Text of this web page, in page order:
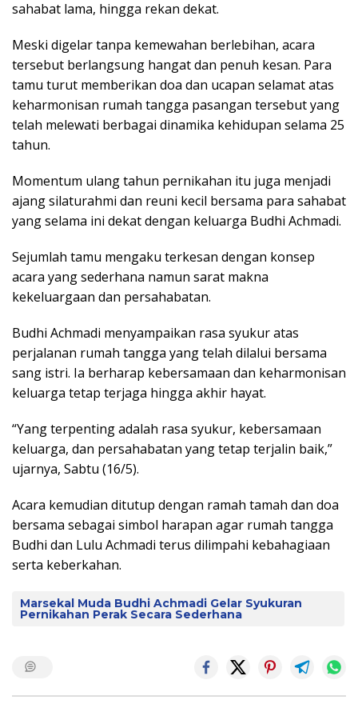
sahabat lama, hingga rekan dekat.
Meski digelar tanpa kemewahan berlebihan, acara
tersebut berlangsung hangat dan penuh kesan. Para
tamu turut memberikan doa dan ucapan selamat atas
keharmonisan rumah tangga pasangan tersebut yang
telah melewati berbagai dinamika kehidupan selama 25
tahun.
Momentum ulang tahun pernikahan itu juga menjadi
ajang silaturahmi dan reuni kecil bersama para sahabat
yang selama ini dekat dengan keluarga Budhi Achmadi.
Sejumlah tamu mengaku terkesan dengan konsep
acara yang sederhana namun sarat makna
kekeluargaan dan persahabatan.
Budhi Achmadi menyampaikan rasa syukur atas
perjalanan rumah tangga yang telah dilalui bersama
sang istri. Ia berharap kebersamaan dan keharmonisan
keluarga tetap terjaga hingga akhir hayat.
“Yang terpenting adalah rasa syukur, kebersamaan
keluarga, dan persahabatan yang tetap terjalin baik,”
ujarnya, Sabtu (16/5).
Acara kemudian ditutup dengan ramah tamah dan doa
bersama sebagai simbol harapan agar rumah tangga
Budhi dan Lulu Achmadi terus dilimpahi kebahagiaan
serta keberkahan.
Marsekal Muda Budhi Achmadi Gelar Syukuran
Pernikahan Perak Secara Sederhana